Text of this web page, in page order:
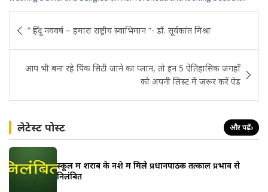
navigation
” हिंदू नववर्ष – हमारा राष्ट्रीय स्वाभिमान “- डॉ. सूर्यकांत मिश्रा
आप भी बना रहे पिंक सिटी जाने का प्लान, तो इन 5 ऐतिहासिक जगहों
को अपनी लिस्ट में जरूर करें ऐड
लेटेस्ट पोस्ट और पढ़ें›
स्कूल में शराब के नशे में मिले प्रधानपाठक तत्काल प्रभाव से
निलंबित